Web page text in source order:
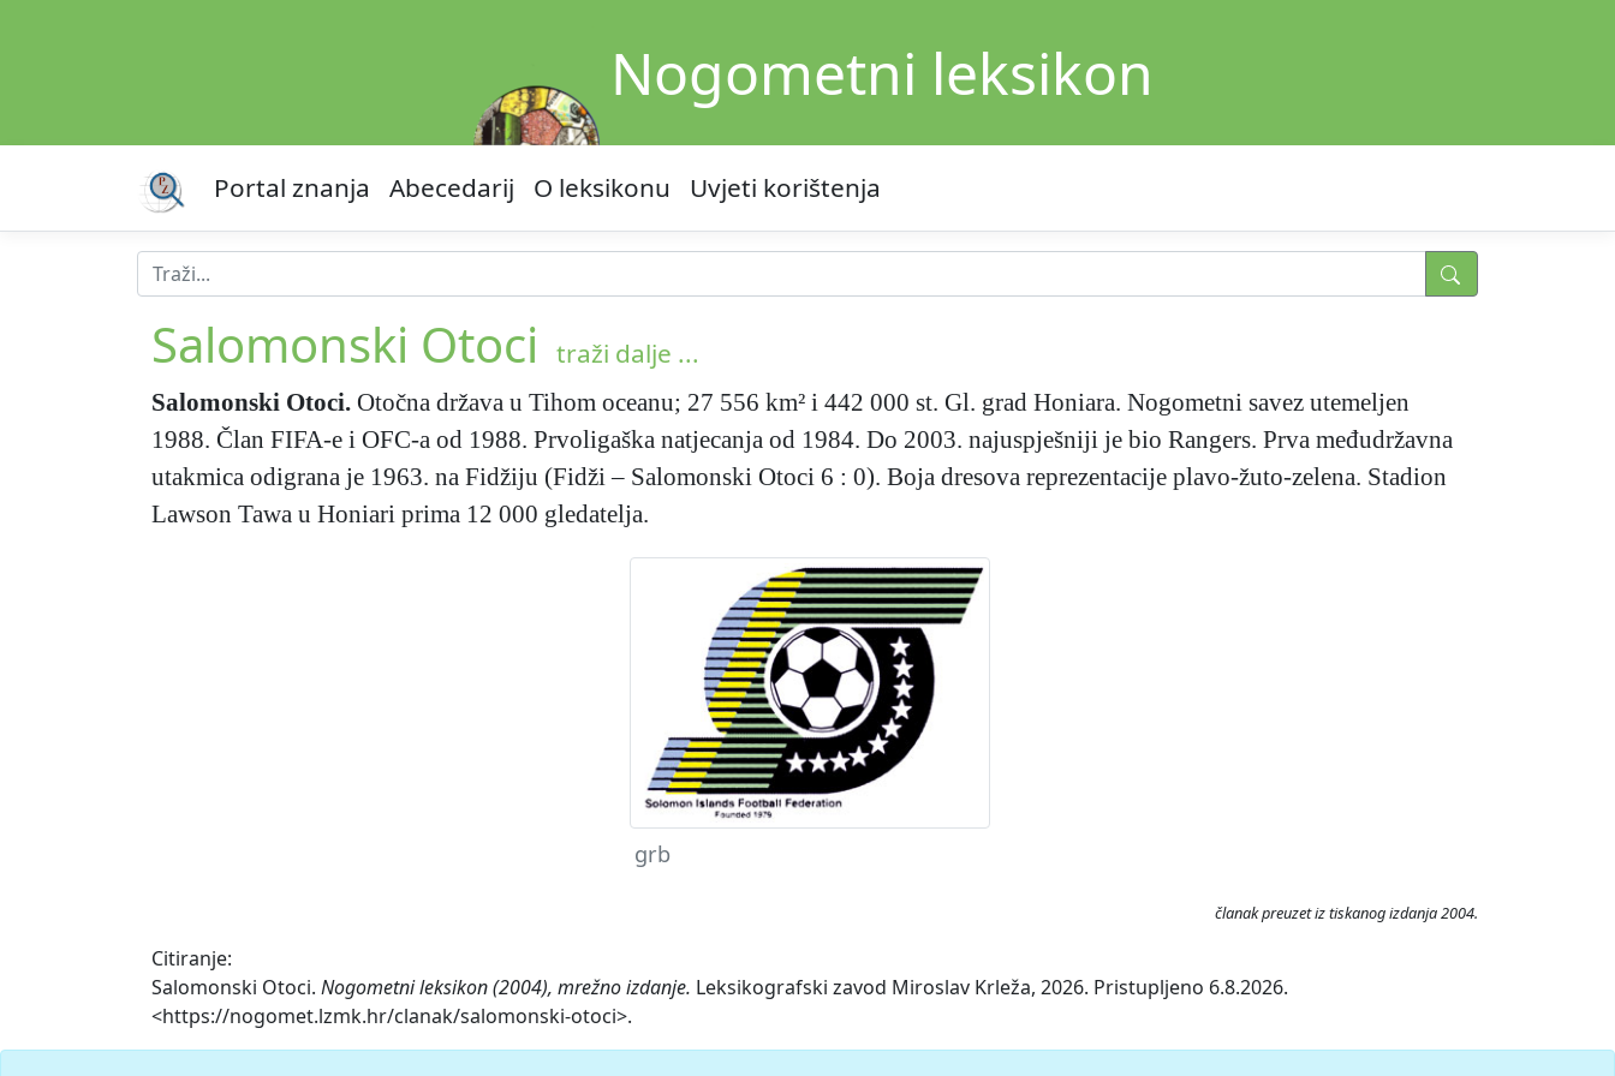
Nogometni leksikon
Portal znanja Abecedarij O leksikonu Uvjeti korištenja
Salomonski Otoci traži dalje ...
Salomonski Otoci. Otočna država u Tihom oceanu; 27 556 km² i 442 000 st. Gl. grad Honiara. Nogometni savez utemeljen
1988. Član FIFA-e i OFC-a od 1988. Prvoligaška natjecanja od 1984. Do 2003. najuspješniji je bio Rangers. Prva međudržavna
utakmica odigrana je 1963. na Fidžiju (Fidži – Salomonski Otoci 6 : 0). Boja dresova reprezentacije plavo-žuto-zelena. Stadion
Lawson Tawa u Honiari prima 12 000 gledatelja.
grb
članak preuzet iz tiskanog izdanja 2004.
Citiranje:
Salomonski Otoci. Nogometni leksikon (2004), mrežno izdanje. Leksikografski zavod Miroslav Krleža, 2026. Pristupljeno 6.8.2026.
<https://nogomet.lzmk.hr/clanak/salomonski-otoci>.